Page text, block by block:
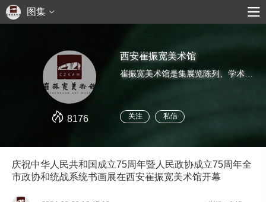
图集
8176
西安崔振宽美术馆
关注 私信
庆祝中华人民共和国成立75周年暨人民政协成立75周年全
市政协和统战系统书画展在西安崔振宽美术馆开幕